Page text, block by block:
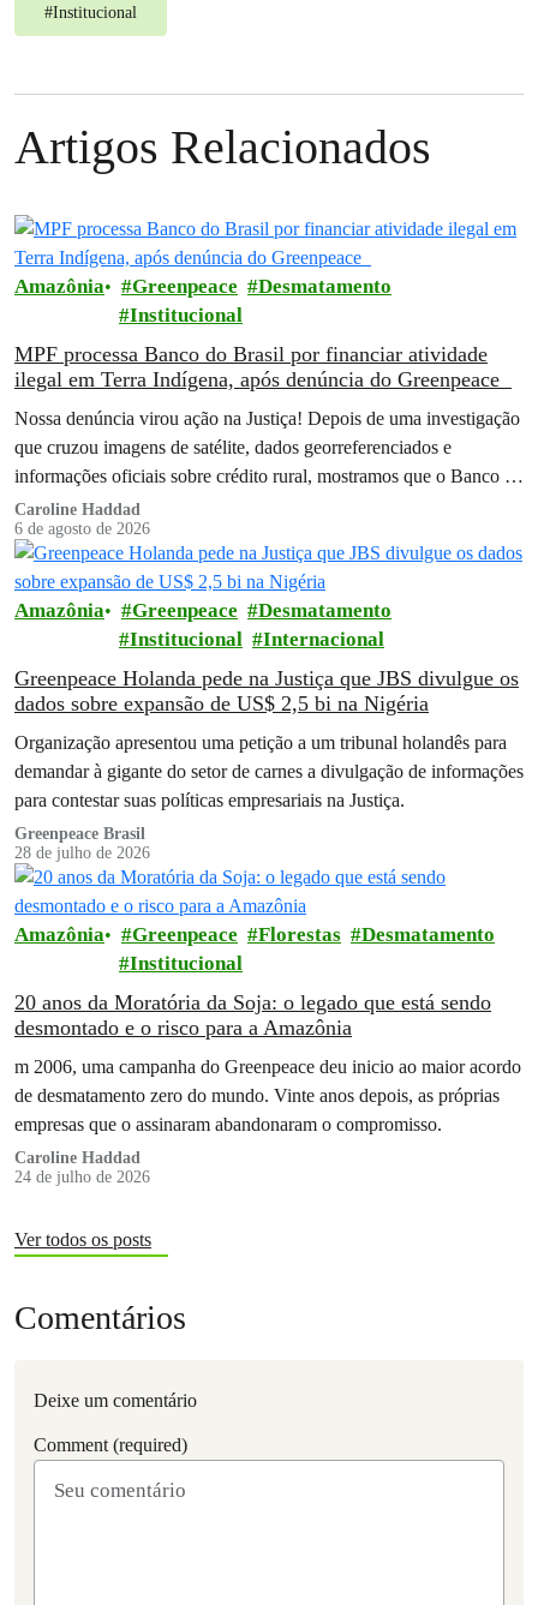
#Institucional
Artigos Relacionados
Amazônia Greenpeace
Desmatamento
Institucional
MPF processa Banco do Brasil por financiar atividade
ilegal em Terra Indígena, após denúncia do Greenpeace
Nossa denúncia virou ação na Justiça! Depois de uma investigação
que cruzou imagens de satélite, dados georreferenciados e
informações oficiais sobre crédito rural, mostramos que o Banco do
Brasil financiou…
Caroline Haddad
6 de agosto de 2026
Amazônia Greenpeace
Desmatamento
Institucional
Internacional
Greenpeace Holanda pede na Justiça que JBS divulgue os
dados sobre expansão de US$ 2,5 bi na Nigéria
Organização apresentou uma petição a um tribunal holandês para
demandar à gigante do setor de carnes a divulgação de informações
para contestar suas políticas empresariais na Justiça.
Greenpeace Brasil
28 de julho de 2026
Amazônia Greenpeace Florestas
Desmatamento
Institucional
20 anos da Moratória da Soja: o legado que está sendo
desmontado e o risco para a Amazônia
m 2006, uma campanha do Greenpeace deu inicio ao maior acordo
de desmatamento zero do mundo. Vinte anos depois, as próprias
empresas que o assinaram abandonaram o compromisso.
Caroline Haddad
24 de julho de 2026
Ver todos os posts
Comentários
Deixe um comentário
Comment (required)